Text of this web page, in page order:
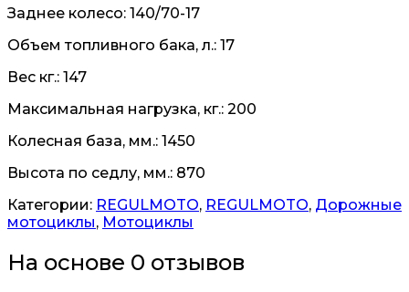
Заднее колесо: 140/70-17
Объем топливного бака, л.: 17
Вес кг.: 147
Максимальная нагрузка, кг.: 200
Колесная база, мм.: 1450
Высота по седлу, мм.: 870
Категории: REGULMOTO, REGULMOTO, Дорожные
мотоциклы, Мотоциклы
На основе 0 отзывов